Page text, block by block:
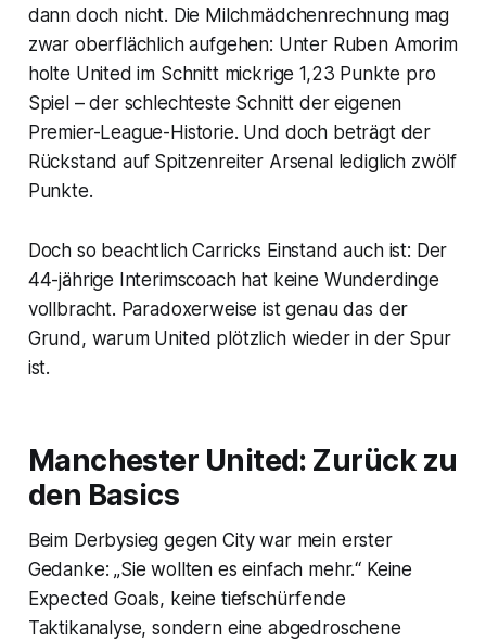
dann doch nicht. Die Milchmädchenrechnung mag
zwar oberflächlich aufgehen: Unter Ruben Amorim
holte United im Schnitt mickrige 1,23 Punkte pro
Spiel – der schlechteste Schnitt der eigenen
Premier-League-Historie. Und doch beträgt der
Rückstand auf Spitzenreiter Arsenal lediglich zwölf
Punkte.
Doch so beachtlich Carricks Einstand auch ist: Der
44-jährige Interimscoach hat keine Wunderdinge
vollbracht. Paradoxerweise ist genau das der
Grund, warum United plötzlich wieder in der Spur
ist.
Manchester United: Zurück zu
den Basics
Beim Derbysieg gegen City war mein erster
Gedanke: „Sie wollten es einfach mehr.“ Keine
Expected Goals, keine tiefschürfende
Taktikanalyse, sondern eine abgedroschene